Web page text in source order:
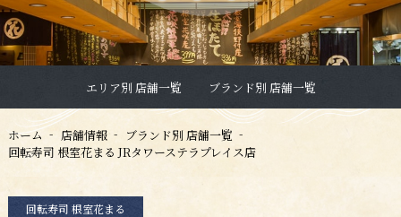
エリア別 店舗一覧 ブランド別 店舗一覧
ホーム 店舗情報
ブランド別 店舗一覧
回転寿司 根室花まる JRタワーステラプレイス店
回転寿司 根室花まる